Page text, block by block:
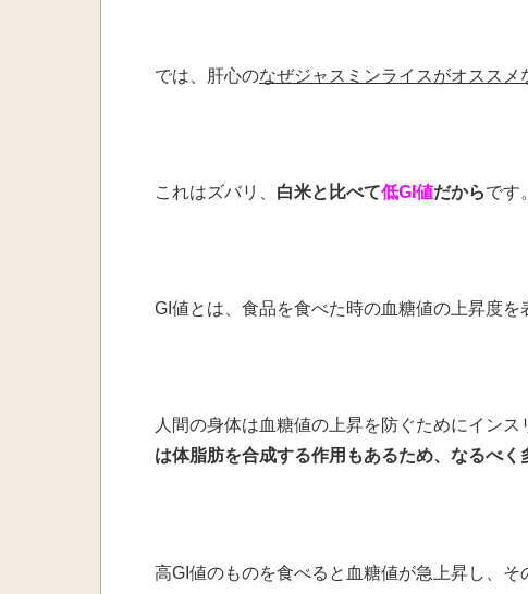
では、肝心のなぜジャスミンライスがオススメ
これはズバリ、 白米と比べて低GI値だからです。
GI値とは、食品を食べた時の血糖値の上昇度を
人間の身体は血糖値の上昇を防ぐためにインス
は体脂肪を合成する作用もあるため、なるべ
高GI値のものを食べると血糖値が急上昇し、そ